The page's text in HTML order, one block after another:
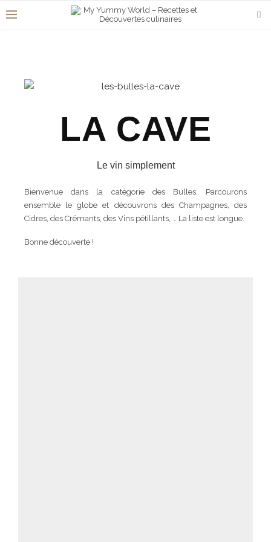
LA CAVE
Le vin simplement
Bienvenue dans la catégorie des Bulles. Parcourons
ensemble le globe et découvrons des Champagnes, des
Cidres, des Crémants, des Vins pétillants, … La liste est longue.
Bonne découverte !